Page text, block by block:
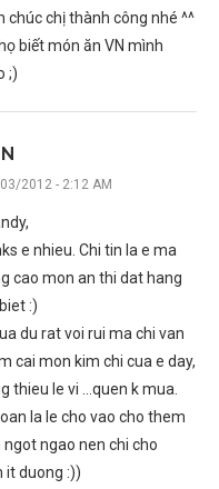
chúc chị thành công nhé ^^
biết món ăn VN mình
;)
2012 - 2:12 AM
e nhieu. Chi tin la e ma
cao mon an thi dat hang
:)
du rat voi rui ma chi van
cai mon kim chi cua e day,
thieu le vi …quen k mua.
la le cho vao cho them
ngot ngao nen chi cho
it duong :))